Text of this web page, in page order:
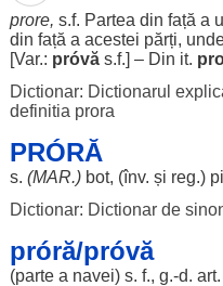
prore, s.f. Partea din față a
din față a acestei părți,
[Var.: próvăs.f.] – Din it.
Dictionar: Dictionarul
definitia prora
PRÓRĂ
s. (MAR.) bot, (înv. și reg.)
Dictionar: Dictionar de
próră/próvă
(partea navei) s. f., g.-d. art.